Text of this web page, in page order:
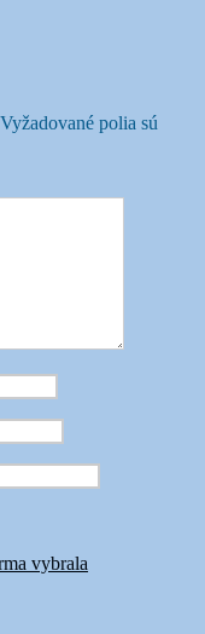
Vyžadované polia sú
vybrala